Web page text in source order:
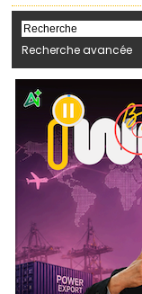
Recherche avancée